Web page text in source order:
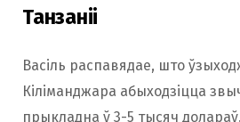
Танзаніі
Васіль распавядае, што
Кіліманджара абыходзіцца
прыкладна ў 3-5 тысяч